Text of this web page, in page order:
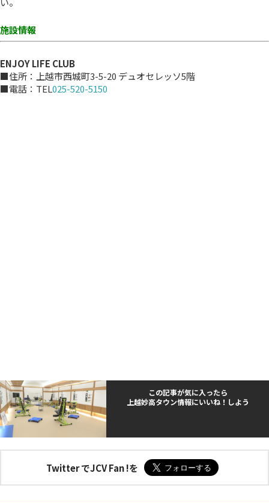
施設情報
ENJOY LIFE CLUB
■住所：上越市西城町3-5-20 デュオセレッソ5階
■電話：TEL025-520-5150
この記事が気に入ったら
上越妙高タウン情報にいいね！しよう
Twitter でJCV Fan !を